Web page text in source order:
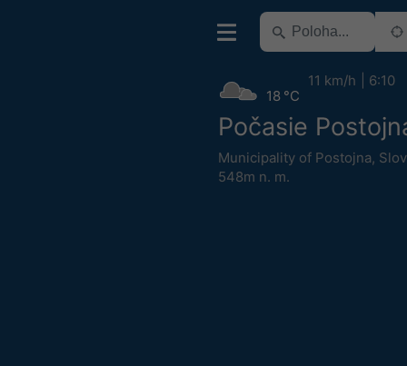
Počasie
Municipality of Postojna,
548m n. m.
18 °C
11 km/h 6:10